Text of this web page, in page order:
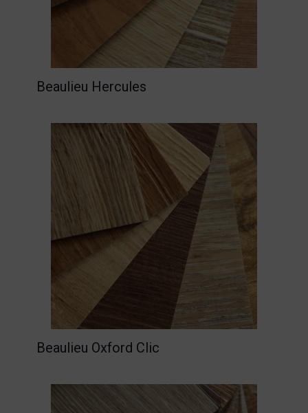
Beaulieu Hercules
Beaulieu Oxford Clic